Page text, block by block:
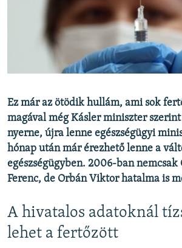
KLÍMAVÁLTOZÁS
A MÚLT TANULSÁGAI
KÖVESSEN MINKET!
Valamennyi RFE/RL weboldal
Ez már az ötödik hullám, ami sok
magával még Kásler miniszter
nyerne, újra lenne egészségügyi
hónap után már érezhető lenne a
egészségügyben. 2006-ban nemcsak
Ferenc, de Orbán Viktor hatalma is
A hivatalos adatoknál
lehet a fertőzött